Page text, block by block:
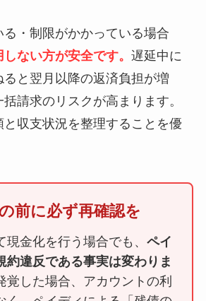
・制限がかかっている場合
ない方が安全です。 遅延中に
ると翌月以降の返済負担が増
請求のリスクが高まります。
と収支状況を整理することを優
前に必ず再確認を
現金化を行う場合でも、 ペイ
約違反である事実は変わりま
覚した場合、アカウントの利